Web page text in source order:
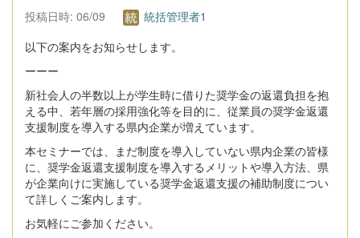
投稿日時: 06/09
統括管理者1
以下の案内をお知らせします。
ーーー
新社会人の半数以上が学生時に借りた奨学金の返還負担を抱
える中、若年層の採用強化等を目的に、従業員の奨学金返還
支援制度を導入する県内企業が増えています。
本セミナーでは、まだ制度を導入していない県内企業の皆様
に、奨学金返還支援制度を導入するメリットや導入方法、県
が企業向けに実施している奨学金返還支援の補助制度につい
て詳しくご案内します。
お気軽にご参加ください。